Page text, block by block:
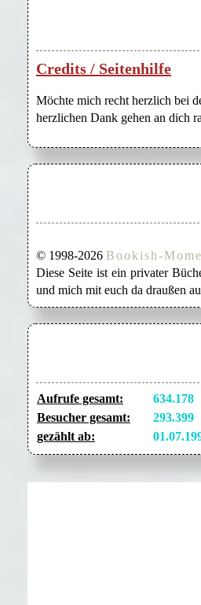
Credits / Seitenhilfe
Möchte mich recht herzlich bei
herzlichen Dank gehen an dich
© 1998-2026 Bookish-
Diese Seite ist ein privater
und mich mit euch da draußen
Aufrufe gesamt:
634.178
Besucher gesamt:
293.399
gezählt ab: